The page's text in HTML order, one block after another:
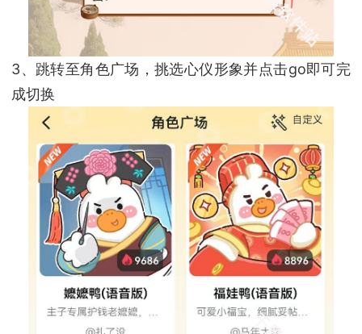
3、跳转至角色广场，挑选心仪形象并点击go即可完
成切换